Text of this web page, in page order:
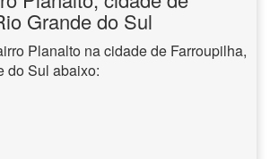
Grande do Sul
Planalto na cidade de Farroupilha,
do Sul abaixo: